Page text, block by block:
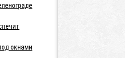
окнами